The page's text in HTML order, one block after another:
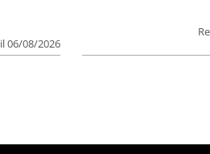
il 06/08/2026